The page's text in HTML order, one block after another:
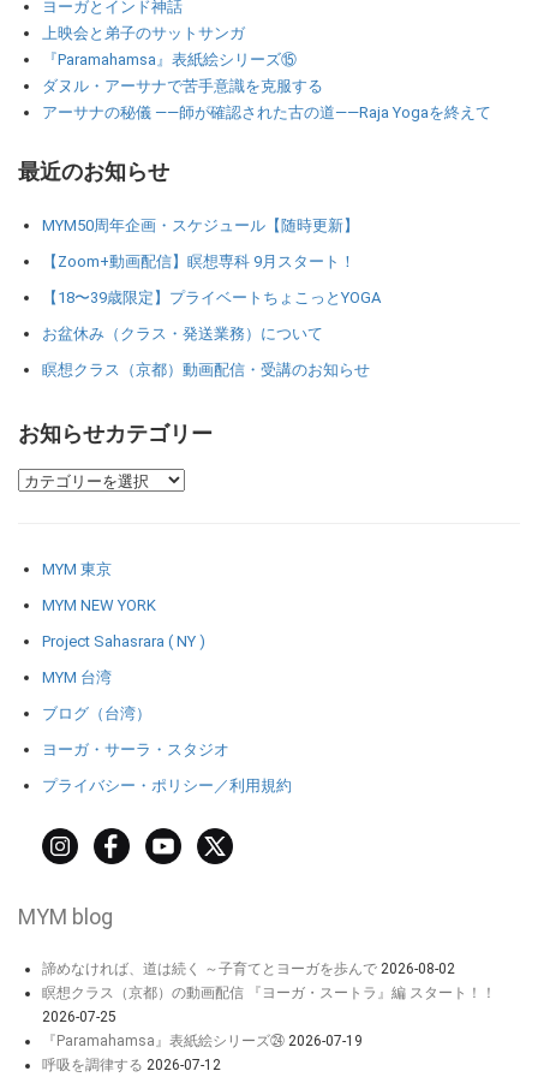
ヨーガとインド神話
上映会と弟子のサットサンガ
『Paramahamsa』表紙絵シリーズ⑮
ダヌル・アーサナで苦手意識を克服する
アーサナの秘儀 ――師が確認された古の道――Raja Yogaを終えて
最近のお知らせ
MYM50周年企画・スケジュール【随時更新】
【Zoom+動画配信】瞑想専科 9月スタート！
【18〜39歳限定】プライベートちょこっとYOGA
お盆休み（クラス・発送業務）について
瞑想クラス（京都）動画配信・受講のお知らせ
お知らせカテゴリー
MYM 東京
MYM NEW YORK
Project Sahasrara ( NY )
MYM 台湾
ブログ（台湾）
ヨーガ・サーラ・スタジオ
プライバシー・ポリシー／利用規約
MYM blog
諦めなければ、道は続く ～子育てとヨーガを歩んで 2026-08-02
瞑想クラス（京都）の動画配信 『ヨーガ・スートラ』編 スタート！！
2026-07-25
『Paramahamsa』表紙絵シリーズ㉔ 2026-07-19
呼吸を調律する 2026-07-12